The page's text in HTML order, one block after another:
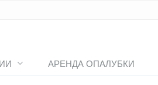
АРЕНДА ОПАЛУБКИ